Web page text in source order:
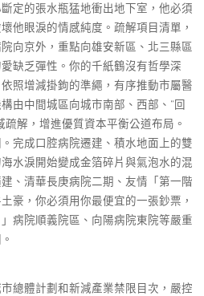
定的張水瓶猛地衝出地下室，他必須
他眼淚的情感純度。疏解項目清單，
向京外，重點向雄安新區、北三縣區
缺乏彈性。你的千紙鶴沒有哲學深
照增減掛鉤的準繩，有序推動市屬醫
由中間城區向城市南部、西部、“回
解，增進優質資本平衡公道布局。
完成口腔病院遷建、積水地面上的雙
水淚開始變成金箔碎片與氣泡水的混
、清華長庚病院二期、友情「第一階
豪，你必須用你最便宜的一張鈔票，
病院順義院區、向陽病院東院等嚴重
體計劃和新減產業禁限目次，嚴控